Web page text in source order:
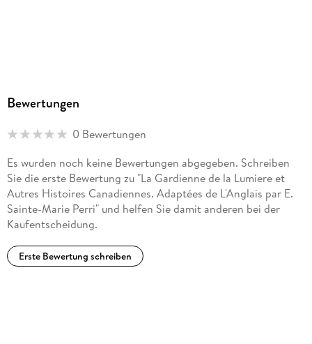
Bewertungen
0 Bewertungen
Es wurden noch keine Bewertungen abgegeben. Schreiben
Sie die erste Bewertung zu "La Gardienne de la Lumiere et
Autres Histoires Canadiennes. Adaptées de L'Anglais par E.
Sainte-Marie Perri" und helfen Sie damit anderen bei der
Kaufentscheidung.
Erste Bewertung schreiben